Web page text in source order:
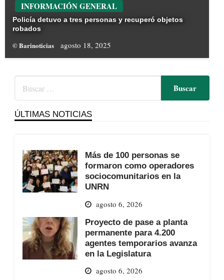
INFORMACIÓN GENERAL
Policía detuvo a tres personas y recuperó objetos
robados
© Barinoticias agosto 18, 2025
ÚLTIMAS NOTICIAS
Más de 100 personas se
formaron como operadores
sociocomunitarios en la
UNRN
agosto 6, 2026
Proyecto de pase a planta
permanente para 4.200
agentes temporarios avanza
en la Legislatura
agosto 6, 2026